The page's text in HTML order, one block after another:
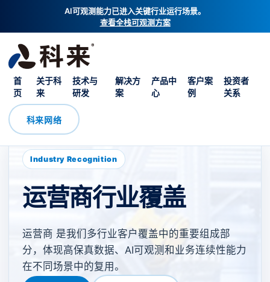
AI可观测能力已进入关键行业运行场景。
查看全栈可观测方案
首
页
关于科
来
技术与
研发
解决方
案
产品中
心
客户案
例
投资者
关系
科来网络
Industry Recognition
运营商行业覆盖
运营商 是我们多行业客户覆盖中的重要组成部
分，体现高保真数据、AI可观测和业务连续性能力
在不同场景中的复用。